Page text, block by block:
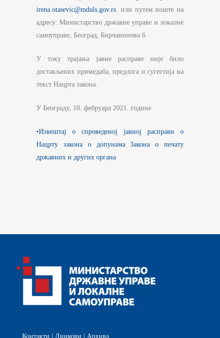
irena.otasevic@mduls.gov.rs. или путем поште на
адресу: Министарство државне управе и локалне
самоуправе, Београд, Бирчанинова 6.
У току трајања јавне расправе није било
достављених примедаба, предлога и сугестија на
текст Нацрта закона.
У Београду, 18. фебруара 2021. године
•Извештај о спроведеној јавној расправи о
Нацрту закона о допунама Закона о печату
државних и других органа
Контакти Линкови Архива